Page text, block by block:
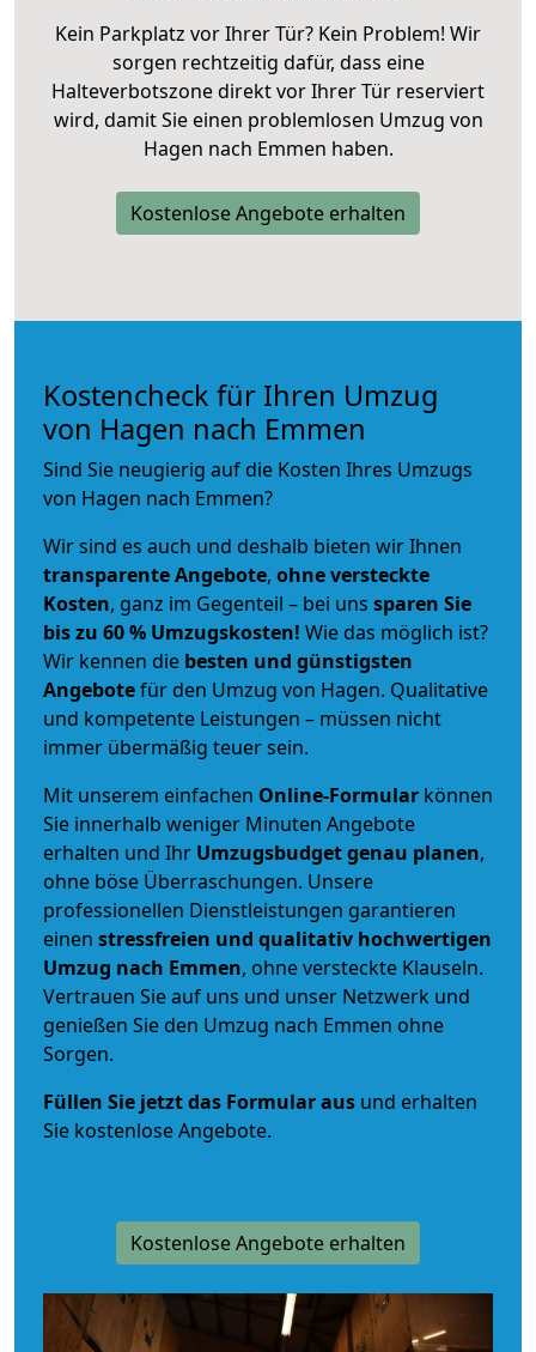
Kein Parkplatz vor Ihrer Tür? Kein Problem! Wir
sorgen rechtzeitig dafür, dass eine
Halteverbotszone direkt vor Ihrer Tür reserviert
wird, damit Sie einen problemlosen Umzug von
Hagen nach Emmen haben.
Kostenlose Angebote erhalten
Kostencheck für Ihren Umzug
von Hagen nach Emmen
Sind Sie neugierig auf die Kosten Ihres Umzugs
von Hagen nach Emmen?
Wir sind es auch und deshalb bieten wir Ihnen
transparente Angebote, ohne versteckte
Kosten, ganz im Gegenteil – bei uns sparen Sie
bis zu 60 % Umzugskosten! Wie das möglich ist?
Wir kennen die besten und günstigsten
Angebotefür den Umzug von Hagen. Qualitative
und kompetente Leistungen – müssen nicht
immer übermäßig teuer sein.
Mit unserem einfachen Online-Formular können
Sie innerhalb weniger Minuten Angebote
erhalten und Ihr Umzugsbudgetgenau planen,
ohne böse Überraschungen. Unsere
professionellen Dienstleistungen garantieren
einen stressfreien und qualitativ hochwertigen
Umzug nach Emmen, ohne versteckte Klauseln.
Vertrauen Sie auf uns und unser Netzwerk und
genießen Sie den Umzug nach Emmen ohne
Sorgen.
Füllen Sie jetzt das Formular aus und erhalten
Sie kostenlose Angebote.
Kostenlose Angebote erhalten